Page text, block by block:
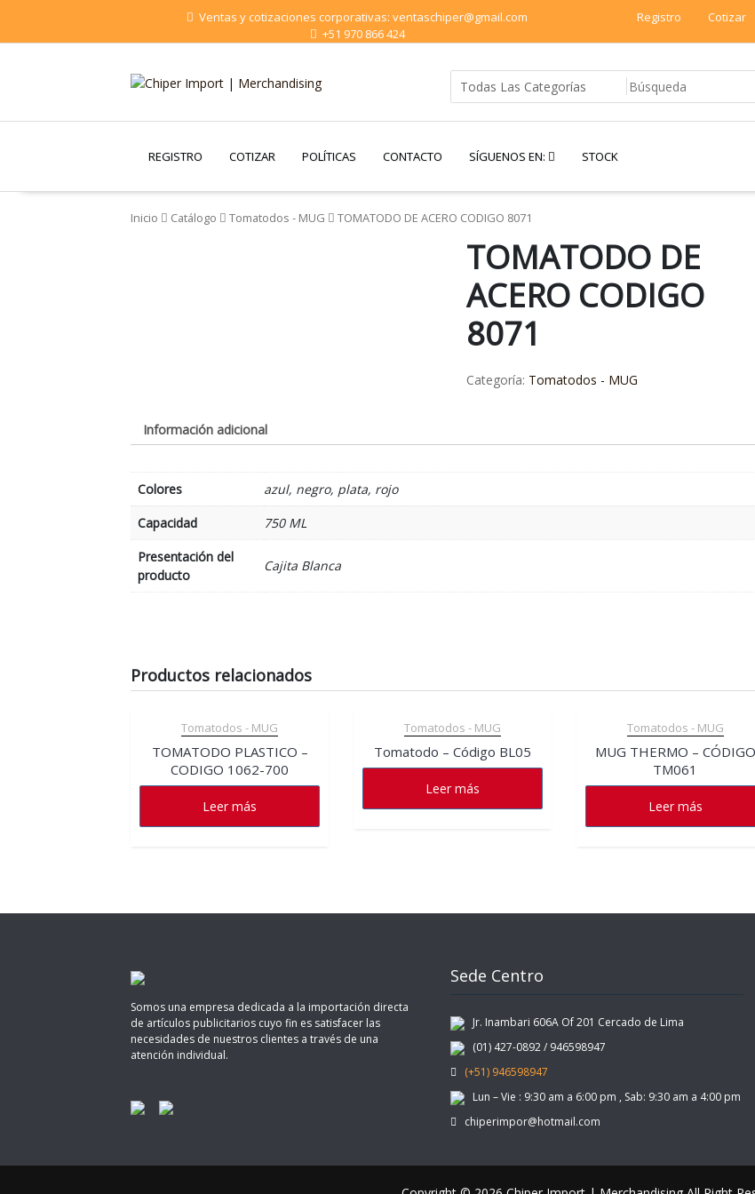
contenido
Ventas y cotizaciones corporativas: ventaschiper@gmail.com
+51 970 866 424
Registro Cotizar
Merchandising
REGISTRO COTIZAR POLÍTICAS CONTACTO SÍGUENOS EN: STOCK
Inicio Catálogo Tomatodos - MUG TOMATODO DE ACERO CODIGO 8071
TOMATODO DE
ACERO CODIGO
8071
Categoría: Tomatodos - MUG
Información adicional
Colores
azul, negro, plata, rojo
Capacidad
750 ML
Presentación del
producto
Cajita Blanca
Productos relacionados
Tomatodos - MUG
TOMATODO PLASTICO –
CODIGO 1062-700
Leer más
Tomatodos - MUG
Tomatodo – Código BL05
Leer más
Tomatodos - MUG
MUG THERMO – CÓDIGO
TM061
Leer más
Somos una empresa dedicada a la importación directa
de artículos publicitarios cuyo fin es satisfacer las
necesidades de nuestros clientes a través de una
atención individual.
Sede Centro
Jr. Inambari 606A Of 201 Cercado de Lima
(01) 427-0892 / 946598947
(+51) 946598947
Lun – Vie : 9:30 am a 6:00 pm , Sab: 9:30 am a 4:00 pm
chiperimpor@hotmail.com